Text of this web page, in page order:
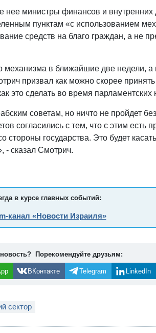
нее министры финансов и внутренних
пунктам «с использованием
средств на благо граждан, а не
механизма в ближайшие две недели, а
призвал как можно скорее принять
это сделать во время парламентских
советам, но ничто не пройдет
согласились с тем, что с этим есть
стороны государства. Это будет
- сказал Смотрич.
в курсе главных событий:
канал «Новости Израиля»
Порекомендуйте друзьям:
ВКонтакте Telegram LinkedIn
сектор